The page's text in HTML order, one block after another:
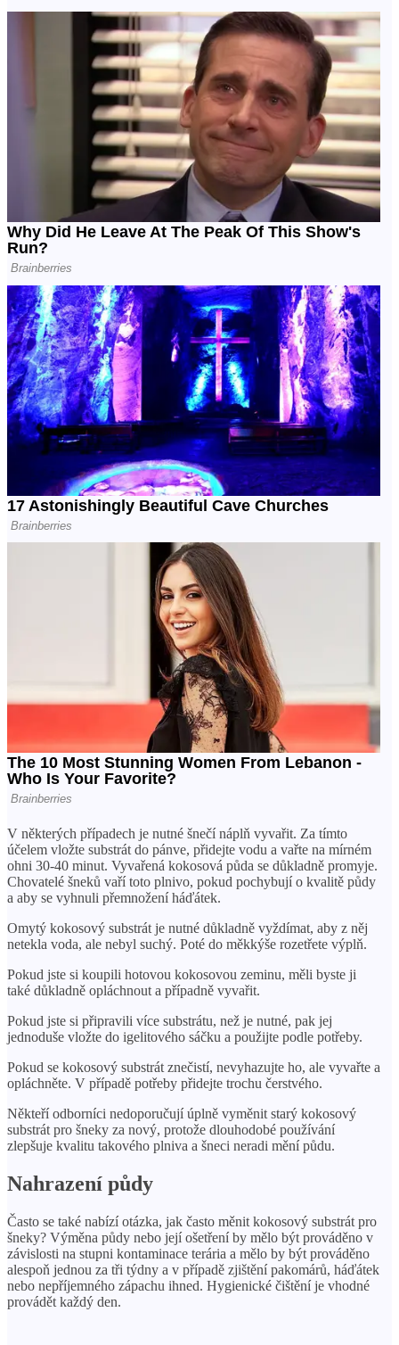
V některých případech je nutné šnečí náplň vyvařit. Za tímto
účelem vložte substrát do pánve, přidejte vodu a vařte na mírném
ohni 30-40 minut. Vyvařená kokosová půda se důkladně promyje.
Chovatelé šneků vaří toto plnivo, pokud pochybují o kvalitě půdy
a aby se vyhnuli přemnožení háďátek.
Omytý kokosový substrát je nutné důkladně vyždímat, aby z něj
netekla voda, ale nebyl suchý. Poté do měkkýše rozetřete výplň.
Pokud jste si koupili hotovou kokosovou zeminu, měli byste ji
také důkladně opláchnout a případně vyvařit.
Pokud jste si připravili více substrátu, než je nutné, pak jej
jednoduše vložte do igelitového sáčku a použijte podle potřeby.
Pokud se kokosový substrát znečistí, nevyhazujte ho, ale vyvařte a
opláchněte. V případě potřeby přidejte trochu čerstvého.
Někteří odborníci nedoporučují úplně vyměnit starý kokosový
substrát pro šneky za nový, protože dlouhodobé používání
zlepšuje kvalitu takového plniva a šneci neradi mění půdu.
Nahrazení půdy
Často se také nabízí otázka, jak často měnit kokosový substrát pro
šneky? Výměna půdy nebo její ošetření by mělo být prováděno v
závislosti na stupni kontaminace terária a mělo by být prováděno
alespoň jednou za tři týdny a v případě zjištění pakomárů, háďátek
nebo nepříjemného zápachu ihned. Hygienické čištění je vhodné
provádět každý den.